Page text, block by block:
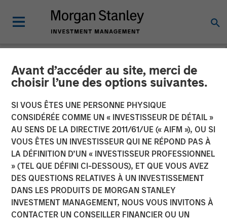
Avant d’accéder au site, merci de
choisir l’une des options suivantes.
SI VOUS ÊTES UNE PERSONNE PHYSIQUE
CONSIDÉRÉE COMME UN « INVESTISSEUR DE DÉTAIL »
AU SENS DE LA DIRECTIVE 2011/61/UE (« AIFM »), OU SI
VOUS ÊTES UN INVESTISSEUR QUI NE RÉPOND PAS À
LA DÉFINITION D’UN « INVESTISSEUR PROFESSIONNEL
» (TEL QUE DÉFINI CI-DESSOUS), ET QUE VOUS AVEZ
DES QUESTIONS RELATIVES À UN INVESTISSEMENT
DANS LES PRODUITS DE MORGAN STANLEY
INVESTMENT MANAGEMENT, NOUS VOUS INVITONS À
CONTACTER UN CONSEILLER FINANCIER OU UN
NEWSROOM
Tianhe Chemicals Group
Announces Strategic
Partnership with Morgan
Stanley Private Equity Asia
21 MARS 2012